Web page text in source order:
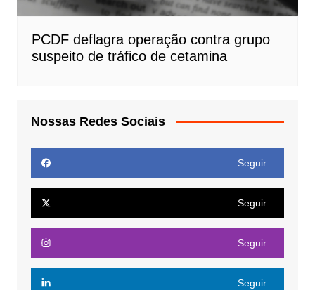
PCDF deflagra operação contra grupo
suspeito de tráfico de cetamina
Nossas Redes Sociais
Seguir
Seguir
Seguir
Seguir